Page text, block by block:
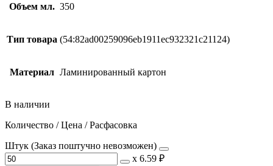
Объем мл. 350
Тип товара (54:82ad00259096eb1911ec932321c21124)
Материал Ламинированный картон
В наличии
Количество / Цена / Расфасовка
Штук (Заказ поштучно невозможен)
х 6.59 ₽